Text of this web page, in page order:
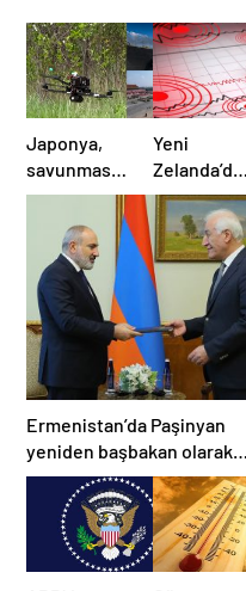
Japonya,
savunmasını
dronlar ve
menzilli
füzelerle
güncelleyeceğini
açıkladı
Yeni
Zelanda’da
5.6
deprem
Ermenistan’da Paşinyan
yeniden başbakan olarak
atandı